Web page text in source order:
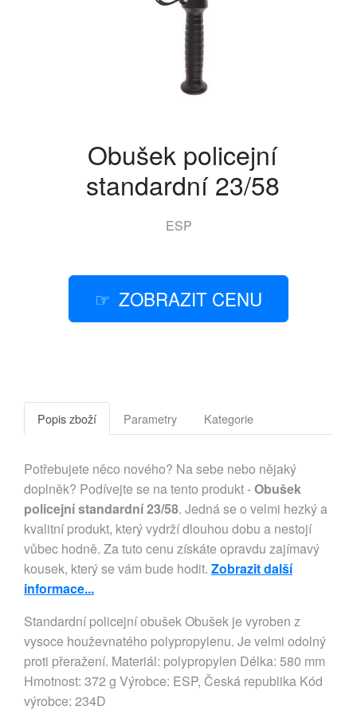
Obušek policejní
standardní 23/58
ESP
ZOBRAZIT CENU
Popis zboží Parametry Kategorie
Potřebujete něco nového? Na sebe nebo nějaký
doplněk? Podívejte se na tento produkt -Obušek
policejní standardní 23/58. Jedná se o velmi hezký a
kvalitní produkt, který vydrží dlouhou dobu a nestojí
vůbec hodně. Za tuto cenu získáte opravdu zajímavý
kousek, který se vám bude hodit. Zobrazit další
informace...
Standardní policejní obušek Obušek je vyroben z
vysoce houževnatého polypropylenu. Je velmi odolný
proti přeražení. Materiál: polypropylen Délka: 580 mm
Hmotnost: 372 g Výrobce: ESP, Česká republika Kód
výrobce: 234D